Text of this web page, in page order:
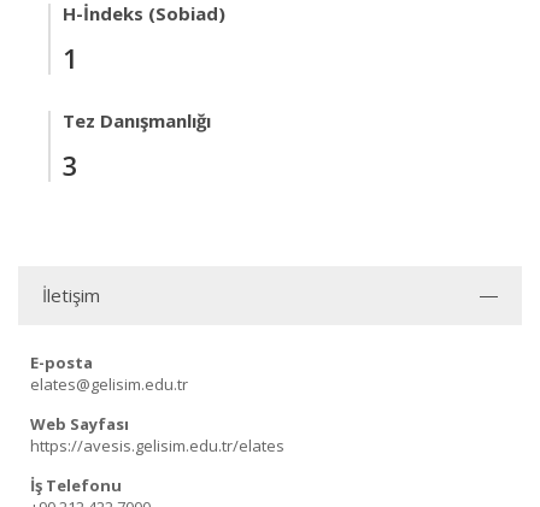
H-İndeks (Sobiad)
1
Tez Danışmanlığı
3
İletişim
E-posta
elates@gelisim.edu.tr
Web Sayfası
https://avesis.gelisim.edu.tr/elates
İş Telefonu